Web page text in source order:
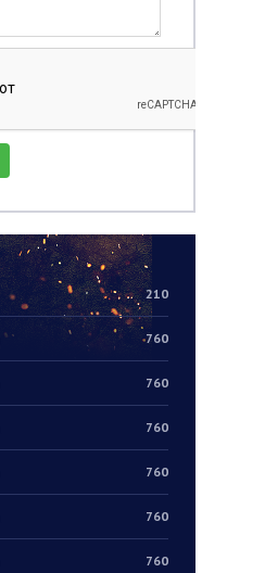
210
760
760
760
760
760
760